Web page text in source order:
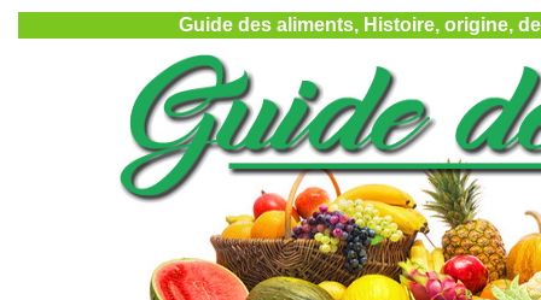
Guide des aliments, Histoire, origine,